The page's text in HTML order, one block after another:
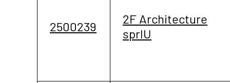
2500239
2F Architecture
sprlU